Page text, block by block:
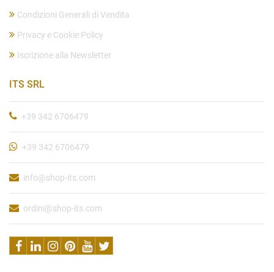
Condizioni Generali di Vendita
Privacy e Cookie Policy
Iscrizione alla Newsletter
ITS SRL
+39 342 6706479
+39 342 6706479
info@shop-its.com
ordini@shop-its.com